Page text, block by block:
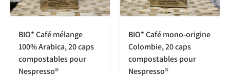
BIO* Café mélange
100% Arabica, 20 caps
compostables pour
Nespresso®
BIO* Café mono-origine
Colombie, 20 caps
compostables pour
Nespresso®